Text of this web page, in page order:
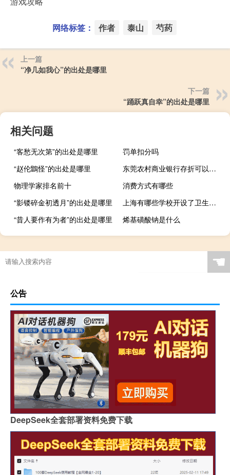
网络标签： 作者 泰山 芍药
上一篇
“净几如我心”的出处是哪里
下一篇
“踊跃真自幸”的出处是哪里
相关问题
“客愁无次第”的出处是哪里
罚单扣分吗
“赵伦鶹怪”的出处是哪里
东莞农村商业银行存折可以绑定微信吗
物理学家排名前十
消费方式有哪些
“影镂碎金初透月”的出处是哪里
上海有哪些学校开设了卫生教育专业
“昔人要作有为者”的出处是哪里
烯基磺酸钠是什么
☚
公告
DeepSeek全套部署资料免费下载